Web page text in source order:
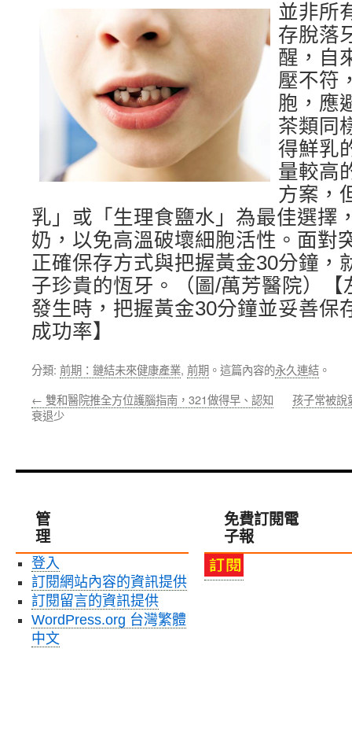
並非所
存脫落
醒，自
壓不符
胞，應
茶類同
得鮮乳
量較高
方案，
乳」或「生理食鹽水」為最佳選擇
奶，以免高溫破壞細胞活性。面對
正確保存方式與把握黃金30分鐘，
子珍貴的恆牙。（圖/萬芳醫院）【
發生時，把握黃金30分鐘並妥善保
成功率】
分類: 前期：鏈結未來健康產業, 前期 。這篇內容的永久連結 。
← 雙和醫院推全方位護腦指南，321做得早、認知
衰退少
孩子常被說
管
理
登入
訂閱網站內容的資訊提供
訂閱留言的資訊提供
WordPress.org 台灣繁體
中文
免費訂閱電
子報